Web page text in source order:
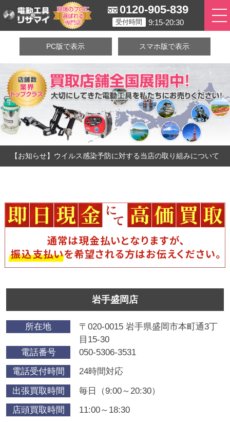
0120-905-839
受付時間 9:15-20:30
PC版で表示 スマホ版で表示
【お知らせ】ウイルス感染予防に対する当店の取り組みについて
岩手盛岡店
所在地
〒020-0015 岩手県盛岡市本町通3丁
目15-30
電話番号
050-5306-3531
電話受付時間
24時間対応
出張買取時間
毎日（9:00～20:30）
店頭買取時間
11:00～18:30